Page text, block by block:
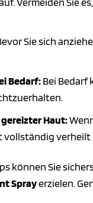
Sie sich
Bedarf:Bei Bedarf
Haut:
vollständig verheilt
können Sie
Sprayerzielen.